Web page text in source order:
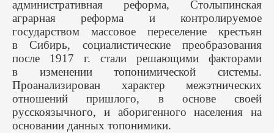
административная реформа, Столыпинская
аграрная реформа и контролируемое
государством массовое переселение крестьян
в Сибирь, социалистические преобразования
после 1917 г. стали решающими факторами
в изменении топонимической системы.
Проанализирован характер межэтнических
отношений пришлого, в основе своей
русскоязычного, и аборигенного населения на
основании данных топонимики.